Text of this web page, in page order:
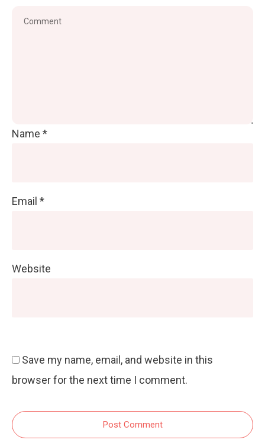
Name *
Email *
Website
Save my name, email, and website in this
browser for the next time I comment.
Post Comment